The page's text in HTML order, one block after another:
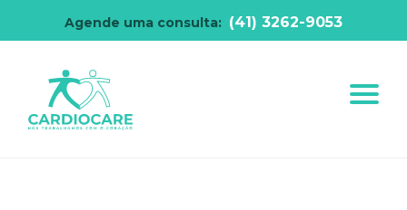
Agende uma consulta: (41) 3262-9053